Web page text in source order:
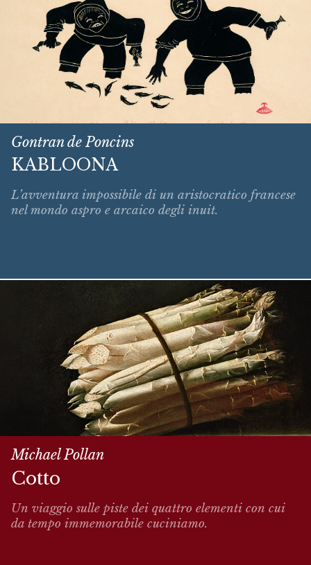
Gontran de Poncins
KABLOONA
L’avventura impossibile di un aristocratico francese
nel mondo aspro e arcaico degli inuit.
Michael Pollan
Cotto
Un viaggio sulle piste dei quattro elementi con cui
da tempo immemorabile cuciniamo.